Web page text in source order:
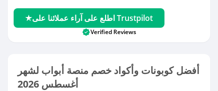
اطلع على آراء عملائنا على Trustpilot
Verified Reviews
أفضل كوبونات وأكواد خصم منصة أبواب لشهر
أغسطس 2026